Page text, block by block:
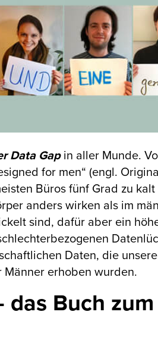
Data Gap in aller Munde.
for men“ (engl.
Büros fünf Grad zu
anders wirken als im
sind, dafür aber ein
Daten, die
Männer erhoben wurden.
Buch